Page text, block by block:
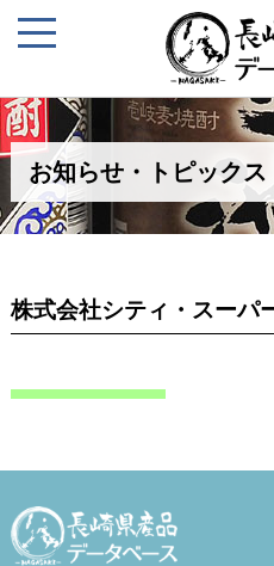
お知らせ・トピックス
株式会社シティ・スーパ